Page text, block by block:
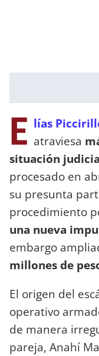
E lías
atraviesa
situación
procesado en
su presunta
procedimiento
una nueva
embargo
millones de
El origen del
operativo
de manera
pareja, Anahí